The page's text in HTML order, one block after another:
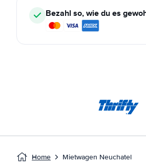
Bezahl so, wie du es
Home Mietwagen Neuchatel